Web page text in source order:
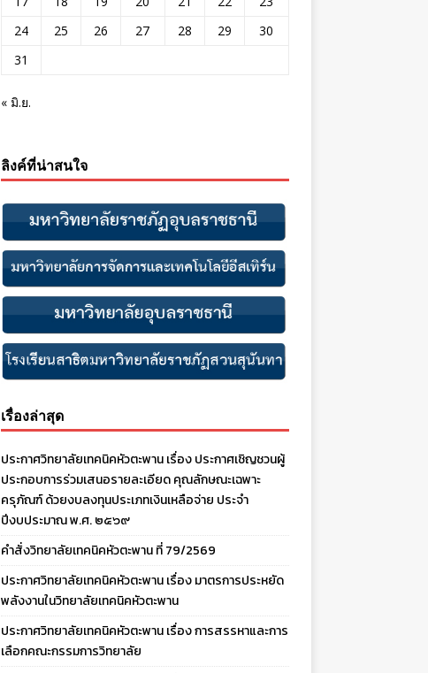
24
25 26 27 28 29
30
31
« มิ.ย.
ลิงค์ที่น่าสนใจ
เรื่องล่าสุด
ประกาศวิทยาลัยเทคนิคหัวตะพาน เรื่อง ประกาศเชิญชวนผู้
ประกอบการร่วมเสนอรายละเอียด คุณลักษณะเฉพาะ
ครุภัณฑ์ ด้วยงบลงทุนประเภทเงินเหลือจ่าย ประจํา
ปีงบประมาณ พ.ศ. ๒๕๖๙
คำสั่งวิทยาลัยเทคนิคหัวตะพาน ที่ 79/2569
ประกาศวิทยาลัยเทคนิคหัวตะพาน เรื่อง มาตรการประหยัด
พลังงานในวิทยาลัยเทคนิคหัวตะพาน
ประกาศวิทยาลัยเทคนิคหัวตะพาน เรื่อง การสรรหาและการ
เลือกคณะกรรมการวิทยาลัย